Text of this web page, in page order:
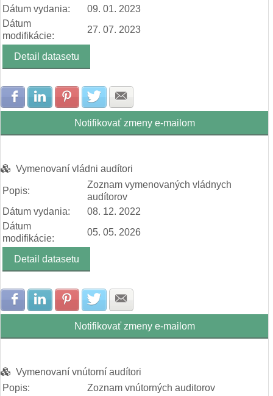
Dátum vydania:
09. 01. 2023
Dátum
modifikácie:
27. 07. 2023
Detail datasetu
Zdielať na Facebook
Zdielať na LinkedIn
Zdielať na Pinterest
Zdielať na Twitter
Notifikovať zmeny e-mailom
Vymenovaní vládni audítori
Popis:
Zoznam vymenovaných vládnych
audítorov
Dátum vydania:
08. 12. 2022
Dátum
modifikácie:
05. 05. 2026
Detail datasetu
Zdielať na Facebook
Zdielať na LinkedIn
Zdielať na Pinterest
Zdielať na Twitter
Notifikovať zmeny e-mailom
Vymenovaní vnútorní audítori
Popis:
Zoznam vnútorných auditorov